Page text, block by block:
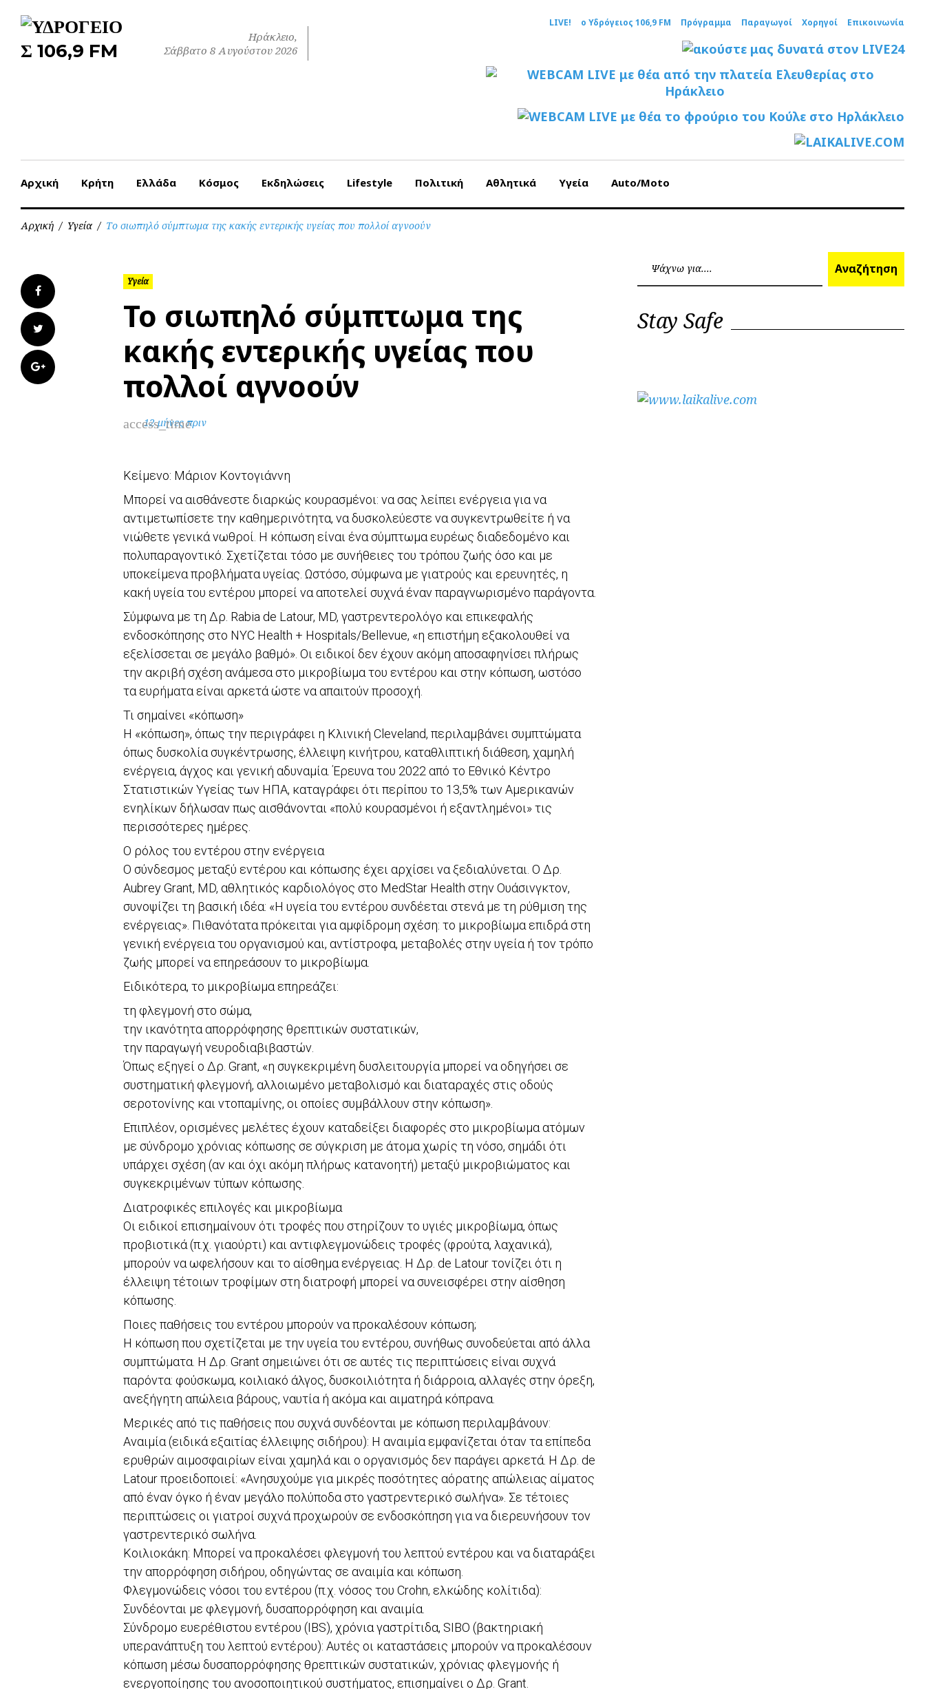
Ηράκλειο,
Σάββατο 8 Αυγούστου 2026
LIVE! ο Υδρόγειος 106,9 FM Πρόγραμμα Παραγωγοί Χορηγοί Επικοινωνία
Αρχική Κρήτη Ελλάδα Κόσμος Εκδηλώσεις Lifestyle Πολιτική Αθλητικά Υγεία Auto/Moto
Αρχική / Υγεία / Το σιωπηλό σύμπτωμα της κακής εντερικής υγείας που πολλοί αγνοούν
Facebook
Twitter
Google+
Υγεία
Το σιωπηλό σύμπτωμα της
κακής εντερικής υγείας που
πολλοί αγνοούν
access_time
12 μήνες πριν
Κείμενο: Μάριον Κοντογιάννη
Μπορεί να αισθάνεστε διαρκώς κουρασμένοι: να σας λείπει ενέργεια για να
αντιμετωπίσετε την καθημερινότητα, να δυσκολεύεστε να συγκεντρωθείτε ή να
νιώθετε γενικά νωθροί. Η κόπωση είναι ένα σύμπτωμα ευρέως διαδεδομένο και
πολυπαραγοντικό. Σχετίζεται τόσο με συνήθειες του τρόπου ζωής όσο και με
υποκείμενα προβλήματα υγείας. Ωστόσο, σύμφωνα με γιατρούς και ερευνητές, η
κακή υγεία του εντέρου μπορεί να αποτελεί συχνά έναν παραγνωρισμένο παράγοντα.
Σύμφωνα με τη Δρ. Rabia de Latour, MD, γαστρεντερολόγο και επικεφαλής
ενδοσκόπησης στο NYC Health + Hospitals/Bellevue, «η επιστήμη εξακολουθεί να
εξελίσσεται σε μεγάλο βαθμό». Οι ειδικοί δεν έχουν ακόμη αποσαφηνίσει πλήρως
την ακριβή σχέση ανάμεσα στο μικροβίωμα του εντέρου και στην κόπωση, ωστόσο
τα ευρήματα είναι αρκετά ώστε να απαιτούν προσοχή.
Τι σημαίνει «κόπωση»
Η «κόπωση», όπως την περιγράφει η Κλινική Cleveland, περιλαμβάνει συμπτώματα
όπως δυσκολία συγκέντρωσης, έλλειψη κινήτρου, καταθλιπτική διάθεση, χαμηλή
ενέργεια, άγχος και γενική αδυναμία. Έρευνα του 2022 από το Εθνικό Κέντρο
Στατιστικών Υγείας των ΗΠΑ, καταγράφει ότι περίπου το 13,5% των Αμερικανών
ενηλίκων δήλωσαν πως αισθάνονται «πολύ κουρασμένοι ή εξαντλημένοι» τις
περισσότερες ημέρες.
Ο ρόλος του εντέρου στην ενέργεια
Ο σύνδεσμος μεταξύ εντέρου και κόπωσης έχει αρχίσει να ξεδιαλύνεται. Ο Δρ.
Aubrey Grant, MD, αθλητικός καρδιολόγος στο MedStar Health στην Ουάσινγκτον,
συνοψίζει τη βασική ιδέα: «Η υγεία του εντέρου συνδέεται στενά με τη ρύθμιση της
ενέργειας». Πιθανότατα πρόκειται για αμφίδρομη σχέση: το μικροβίωμα επιδρά στη
γενική ενέργεια του οργανισμού και, αντίστροφα, μεταβολές στην υγεία ή τον τρόπο
ζωής μπορεί να επηρεάσουν το μικροβίωμα.
Ειδικότερα, το μικροβίωμα επηρεάζει:
τη φλεγμονή στο σώμα,
την ικανότητα απορρόφησης θρεπτικών συστατικών,
την παραγωγή νευροδιαβιβαστών.
Όπως εξηγεί ο Δρ. Grant, «η συγκεκριμένη δυσλειτουργία μπορεί να οδηγήσει σε
συστηματική φλεγμονή, αλλοιωμένο μεταβολισμό και διαταραχές στις οδούς
σεροτονίνης και ντοπαμίνης, οι οποίες συμβάλλουν στην κόπωση».
Επιπλέον, ορισμένες μελέτες έχουν καταδείξει διαφορές στο μικροβίωμα ατόμων
με σύνδρομο χρόνιας κόπωσης σε σύγκριση με άτομα χωρίς τη νόσο, σημάδι ότι
υπάρχει σχέση (αν και όχι ακόμη πλήρως κατανοητή) μεταξύ μικροβιώματος και
συγκεκριμένων τύπων κόπωσης.
Διατροφικές επιλογές και μικροβίωμα
Οι ειδικοί επισημαίνουν ότι τροφές που στηρίζουν το υγιές μικροβίωμα, όπως
προβιοτικά (π.χ. γιαούρτι) και αντιφλεγμονώδεις τροφές (φρούτα, λαχανικά),
μπορούν να ωφελήσουν και το αίσθημα ενέργειας. Η Δρ. de Latour τονίζει ότι η
έλλειψη τέτοιων τροφίμων στη διατροφή μπορεί να συνεισφέρει στην αίσθηση
κόπωσης.
Ποιες παθήσεις του εντέρου μπορούν να προκαλέσουν κόπωση;
Η κόπωση που σχετίζεται με την υγεία του εντέρου, συνήθως συνοδεύεται από άλλα
συμπτώματα. Η Δρ. Grant σημειώνει ότι σε αυτές τις περιπτώσεις είναι συχνά
παρόντα: φούσκωμα, κοιλιακό άλγος, δυσκοιλιότητα ή διάρροια, αλλαγές στην όρεξη,
ανεξήγητη απώλεια βάρους, ναυτία ή ακόμα και αιματηρά κόπρανα.
Μερικές από τις παθήσεις που συχνά συνδέονται με κόπωση περιλαμβάνουν:
Αναιμία (ειδικά εξαιτίας έλλειψης σιδήρου): Η αναιμία εμφανίζεται όταν τα επίπεδα
ερυθρών αιμοσφαιρίων είναι χαμηλά και ο οργανισμός δεν παράγει αρκετά. Η Δρ. de
Latour προειδοποιεί: «Ανησυχούμε για μικρές ποσότητες αόρατης απώλειας αίματος
από έναν όγκο ή έναν μεγάλο πολύποδα στο γαστρεντερικό σωλήνα». Σε τέτοιες
περιπτώσεις οι γιατροί συχνά προχωρούν σε ενδοσκόπηση για να διερευνήσουν τον
γαστρεντερικό σωλήνα.
Κοιλιοκάκη: Μπορεί να προκαλέσει φλεγμονή του λεπτού εντέρου και να διαταράξει
την απορρόφηση σιδήρου, οδηγώντας σε αναιμία και κόπωση.
Φλεγμονώδεις νόσοι του εντέρου (π.χ. νόσος του Crohn, ελκώδης κολίτιδα):
Συνδέονται με φλεγμονή, δυσαπορρόφηση και αναιμία.
Σύνδρομο ευερέθιστου εντέρου (IBS), χρόνια γαστρίτιδα, SIBO (βακτηριακή
υπερανάπτυξη του λεπτού εντέρου): Αυτές οι καταστάσεις μπορούν να προκαλέσουν
κόπωση μέσω δυσαπορρόφησης θρεπτικών συστατικών, χρόνιας φλεγμονής ή
ενεργοποίησης του ανοσοποιητικού συστήματος, επισημαίνει ο Δρ. Grant.
Αναζήτηση
Stay Safe